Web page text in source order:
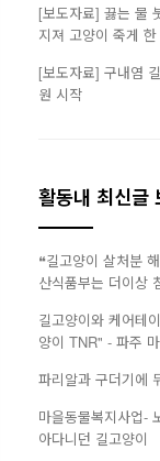
[보도자료] 끓는 물
지져 고양이 죽게
[보도자료] 구내염
원 시작
활동내 최신글
❝길고양이 살처분
산식품부는 더이상
길고양이와 케어테
양이 TNR" - 파주
파리알과 구더기에
마을동물복지사업-
아다니던 길고양이